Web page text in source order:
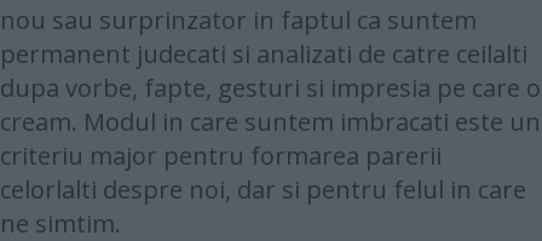
nou sau surprinzator in faptul ca suntem
permanent judecati si analizati de catre ceilalti
dupa vorbe, fapte, gesturi si impresia pe care o
cream. Modul in care suntem imbracati este un
criteriu major pentru formarea parerii
celorlalti despre noi, dar si pentru felul in care
ne simtim.